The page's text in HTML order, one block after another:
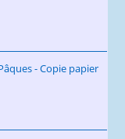
- Copie papier